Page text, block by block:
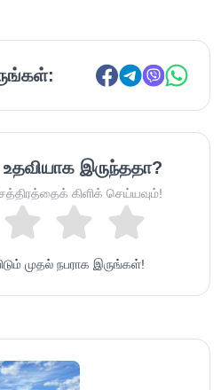
இருந்ததா?
கிளிக் செய்யவும்!
முதல் நபராக இருங்கள்!